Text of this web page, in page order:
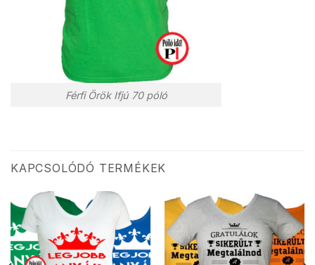
Férfi Örök Ifjú 70 póló
KAPCSOLÓDÓ TERMÉKEK